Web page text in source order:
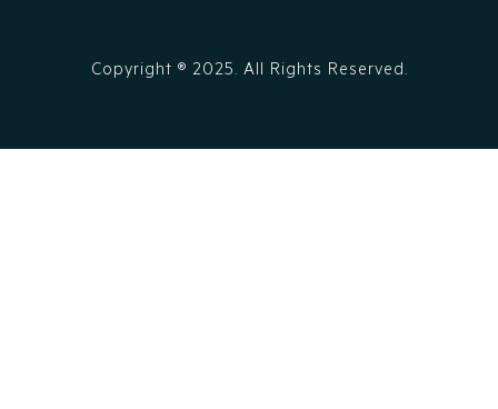
Copyright ® 2025. All Rights Reserved.